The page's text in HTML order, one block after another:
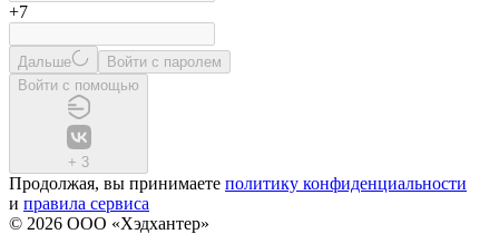
+7
Дальше
Войти с паролем
Войти с помощью
+ 3
Продолжая, вы принимаете политику конфиденциальности
и правила сервиса
© 2026 ООО «Хэдхантер»